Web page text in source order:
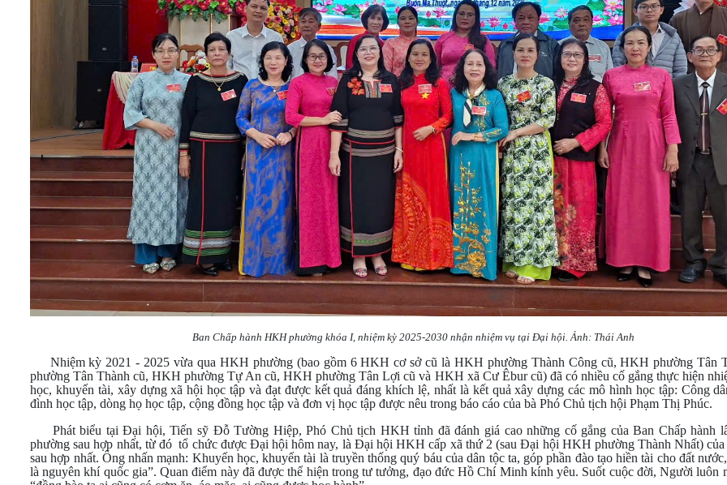
Ban Chấp hành HKH phường khóa I, nhiệm kỳ 2025-2030 nhận nhiệm vụ tại Đại hội. Ảnh: Thái Anh
Nhiệm kỳ 2021 - 2025 vừa qua HKH phường (bao gồm 6 HKH cơ sở cũ là HKH phường Thành Công cũ, HKH phường Tân
phường Tân Thành cũ, HKH phường Tự An cũ, HKH phường Tân Lợi cũ và HKH xã Cư Êbur cũ) đã có nhiều cố gắng thực hiện
học, khuyến tài, xây dựng xã hội học tập và đạt được kết quả đáng khích lệ, nhất là kết quả xây dựng các mô hình học tập: Công
đình học tập, dòng họ học tập, cộng đồng học tập và đơn vị học tập được nêu trong báo cáo của bà Phó Chủ tịch hội Phạm Thị Phúc.
Phát biểu tại Đại hội, Tiến sỹ Đỗ Tường Hiệp, Phó Chủ tịch HKH tỉnh đã đánh giá cao những cố gắng của Ban Chấp hành
phường sau hợp nhất, từ đó tổ chức được Đại hội hôm nay, là Đại hội HKH cấp xã thứ 2 (sau Đại hội HKH phường Thành Nhất)
sau hợp nhất. Ông nhấn mạnh: Khuyến học, khuyến tài là truyền thống quý báu của dân tộc ta, góp phần đào tạo hiền tài cho đất
là nguyên khí quốc gia”. Quan điểm này đã được thể hiện trong tư tưởng, đạo đức Hồ Chí Minh kính yêu. Suốt cuộc đời, Người luôn